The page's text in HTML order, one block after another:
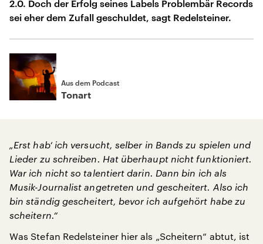
2.0. Doch der Erfolg seines Labels Problembär Records
sei eher dem Zufall geschuldet, sagt Redelsteiner.
Aus dem Podcast
Tonart
„Erst hab‘ ich versucht, selber in Bands zu spielen und
Lieder zu schreiben. Hat überhaupt nicht funktioniert.
War ich nicht so talentiert darin. Dann bin ich als
Musik-Journalist angetreten und gescheitert. Also ich
bin ständig gescheitert, bevor ich aufgehört habe zu
scheitern.“
Was Stefan Redelsteiner hier als „Scheitern“ abtut, ist